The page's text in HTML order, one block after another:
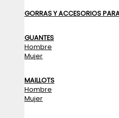
GORRAS Y ACCESORIOS
GUANTES
Hombre
Mujer
MAILLOTS
Hombre
Mujer